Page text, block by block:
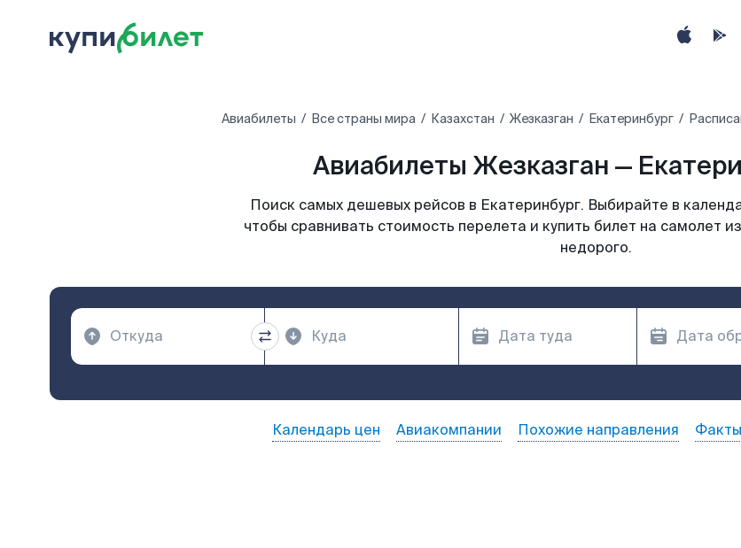
Авиабилеты Все страны мира Казахстан Жезказган Екатеринбург
Авиабилеты Жезказган —
Поиск самых дешевых рейсов в Екатеринбург. Выбирайте в
чтобы сравнивать стоимость перелета и купить билет на самолет
недорого.
Календарь цен Авиакомпании Похожие направления